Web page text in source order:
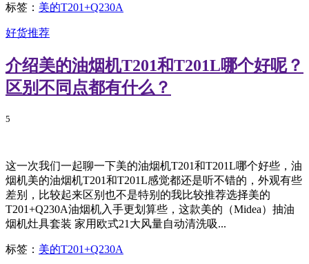
标签： 美的T201+Q230A
好货推荐
介绍美的油烟机T201和T201L哪个好呢？
区别不同点都有什么？
5
这一次我们一起聊一下美的油烟机T201和T201L哪个好些，油
烟机美的油烟机T201和T201L感觉都还是听不错的，外观有些
差别，比较起来区别也不是特别的我比较推荐选择美的
T201+Q230A油烟机入手更划算些，这款美的（Midea）抽油
烟机灶具套装 家用欧式21大风量自动清洗吸...
标签： 美的T201+Q230A